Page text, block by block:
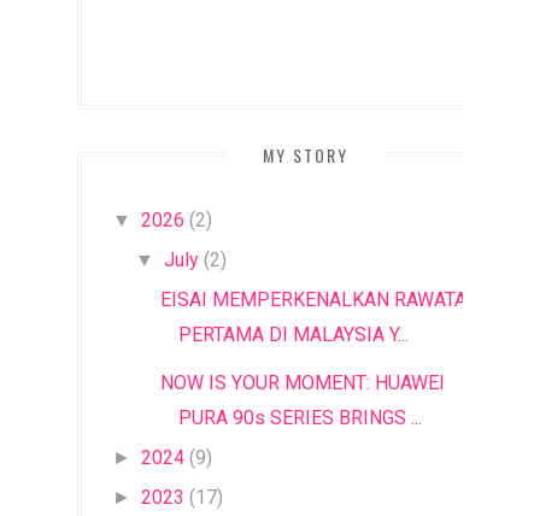
MY STORY
▼ 2026 (2)
▼ July (2)
EISAI MEMPERKENALKAN RAWATAN
PERTAMA DI MALAYSIA Y...
NOW IS YOUR MOMENT: HUAWEI
PURA 90s SERIES BRINGS ...
► 2024 (9)
► 2023 (17)